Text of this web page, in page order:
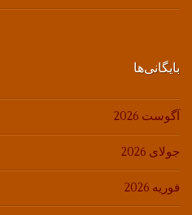
بایگانی‌ها
آگوست 2026
جولای 2026
فوریه 2026